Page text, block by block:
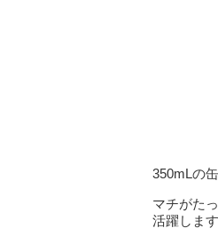
350mLの
マチがた
活躍します